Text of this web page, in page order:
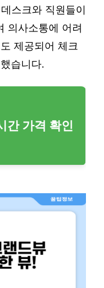
스크와 직원들이
의사소통에 어려
제공되어 체크
습니다.
간 가격 확인